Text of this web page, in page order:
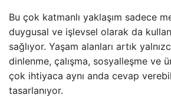
Bu çok katmanlı yaklaşım sadece
duygusal ve işlevsel olarak da
sağlıyor. Yaşam alanları artık
dinlenme, çalışma, sosyalleşme ve
çok ihtiyaca aynı anda cevap
tasarlanıyor.